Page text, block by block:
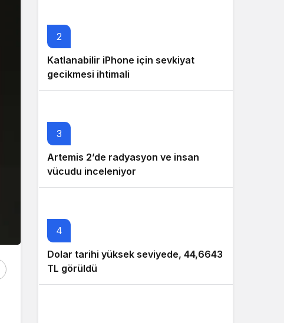
2
Katlanabilir iPhone için sevkiyat
gecikmesi ihtimali
3
Artemis 2’de radyasyon ve insan
vücudu inceleniyor
4
Dolar tarihi yüksek seviyede, 44,6643
TL görüldü